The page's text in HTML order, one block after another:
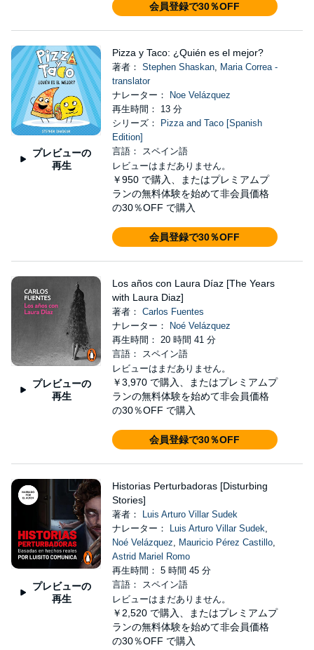
会員登録で30％OFF
プレビューの
再生
Pizza y Taco: ¿Quién es el mejor?
著者： Stephen Shaskan, Maria Correa -
translator
ナレーター：
Noe Velázquez
再生時間： 13 分
シリーズ：
Pizza and Taco [Spanish
Edition]
言語： スペイン語
レビューはまだありません。
￥950 で購入、またはプレミアムプ
ランの無料体験を始めて非会員価格
の30％OFF で購入
会員登録で30％OFF
プレビューの
再生
Los años con Laura Díaz [The Years
with Laura Diaz]
著者： Carlos Fuentes
ナレーター：
Noé Velázquez
再生時間： 20 時間 41 分
言語： スペイン語
レビューはまだありません。
￥3,970 で購入、またはプレミアムプ
ランの無料体験を始めて非会員価格
の30％OFF で購入
会員登録で30％OFF
プレビューの
再生
Historias Perturbadoras [Disturbing
Stories]
著者：
Luis Arturo Villar Sudek
ナレーター：
Luis Arturo Villar Sudek,
Noé Velázquez, Mauricio Pérez Castillo,
Astrid Mariel Romo
再生時間： 5 時間 45 分
言語： スペイン語
レビューはまだありません。
￥2,520 で購入、またはプレミアムプ
ランの無料体験を始めて非会員価格
の30％OFF で購入